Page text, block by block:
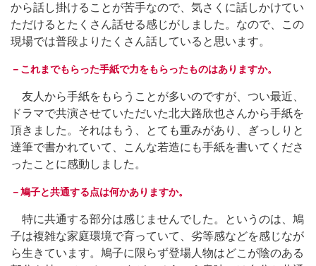
から話し掛けることが苦手なので、気さくに話しかけてい
ただけるとたくさん話せる感じがしました。なので、この
現場では普段よりたくさん話していると思います。
－これまでもらった手紙で力をもらったものはありますか。
友人から手紙をもらうことが多いのですが、つい最近、
ドラマで共演させていただいた北大路欣也さんから手紙を
頂きました。それはもう、とても重みがあり、ぎっしりと
達筆で書かれていて、こんな若造にも手紙を書いてくださ
ったことに感動しました。
－鳩子と共通する点は何かありますか。
特に共通する部分は感じませんでした。というのは、鳩
子は複雑な家庭環境で育っていて、劣等感などを感じなが
ら生きています。鳩子に限らず登場人物はどこが陰のある